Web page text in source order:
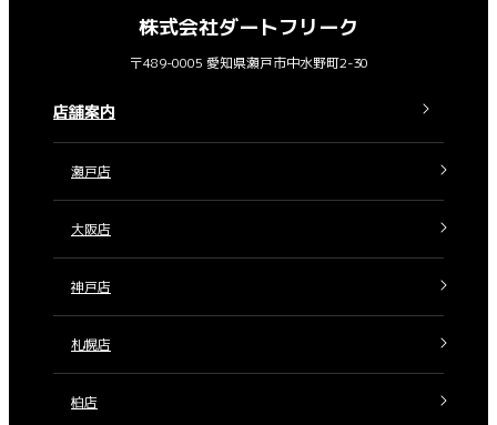
株式会社ダートフリーク
〒489-0005 愛知県瀬戸市中水野町2-30
店舗案内
瀬戸店
大阪店
神戸店
札幌店
柏店